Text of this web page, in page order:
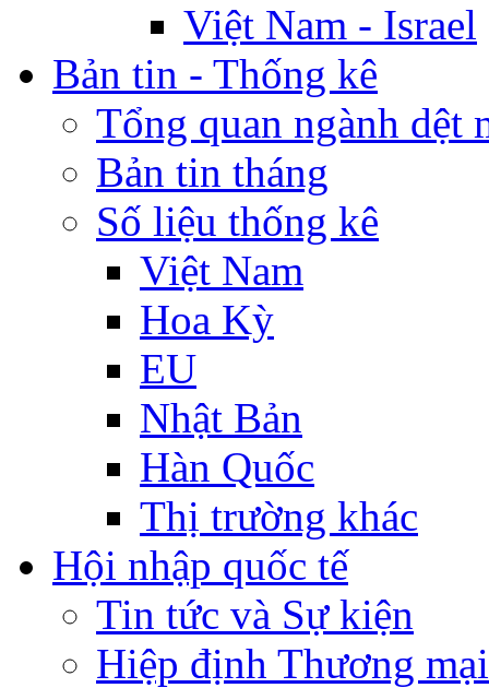
Việt Nam - Israel
Bản tin - Thống kê
Tổng quan ngành dệt
Bản tin tháng
Số liệu thống kê
Việt Nam
Hoa Kỳ
EU
Nhật Bản
Hàn Quốc
Thị trường khác
Hội nhập quốc tế
Tin tức và Sự kiện
Hiệp định Thương